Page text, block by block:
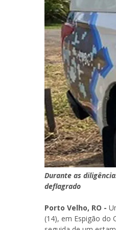
Durante as
deflagrado
Porto Velho, RO -
(14), em Espigão do